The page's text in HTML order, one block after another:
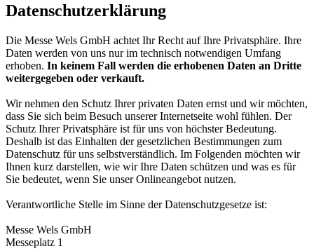
Datenschutzerklärung
Die Messe Wels GmbH achtet Ihr Recht auf Ihre Privatsphäre. Ihre
Daten werden von uns nur im technisch notwendigen Umfang
erhoben. In keinem Fall werden die erhobenen Daten an Dritte
weitergegeben oder verkauft.
Wir nehmen den Schutz Ihrer privaten Daten ernst und wir möchten,
dass Sie sich beim Besuch unserer Internetseite wohl fühlen. Der
Schutz Ihrer Privatsphäre ist für uns von höchster Bedeutung.
Deshalb ist das Einhalten der gesetzlichen Bestimmungen zum
Datenschutz für uns selbstverständlich. Im Folgenden möchten wir
Ihnen kurz darstellen, wie wir Ihre Daten schützen und was es für
Sie bedeutet, wenn Sie unser Onlineangebot nutzen.
Verantwortliche Stelle im Sinne der Datenschutzgesetze ist:
Messe Wels GmbH
Messeplatz 1